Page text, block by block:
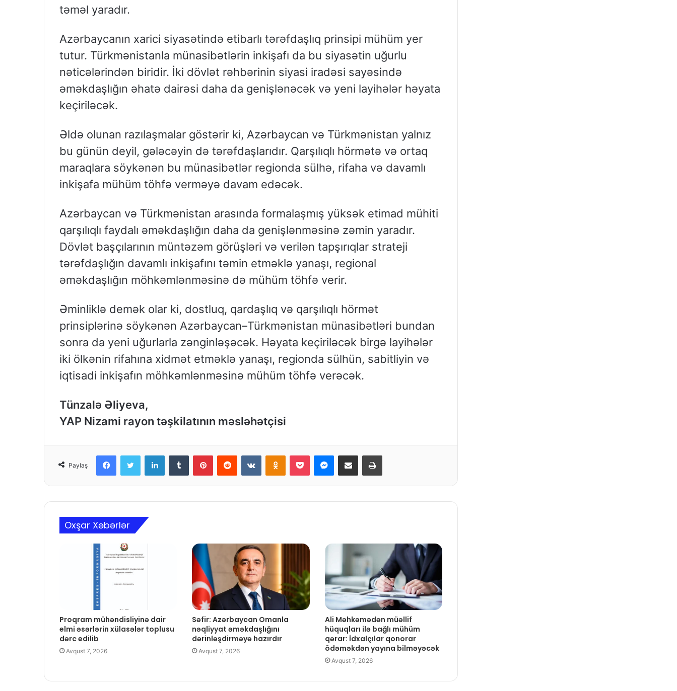
təməl yaradır.
Azərbaycanın xarici siyasətində etibarlı tərəfdaşlıq prinsipi mühüm yer
tutur. Türkmənistanla münasibətlərin inkişafı da bu siyasətin uğurlu
nəticələrindən biridir. İki dövlət rəhbərinin siyasi iradəsi sayəsində
əməkdaşlığın əhatə dairəsi daha da genişlənəcək və yeni layihələr həyata
keçiriləcək.
Əldə olunan razılaşmalar göstərir ki, Azərbaycan və Türkmənistan yalnız
bu günün deyil, gələcəyin də tərəfdaşlarıdır. Qarşılıqlı hörmətə və ortaq
maraqlara söykənən bu münasibətlər regionda sülhə, rifaha və davamlı
inkişafa mühüm töhfə verməyə davam edəcək.
Azərbaycan və Türkmənistan arasında formalaşmış yüksək etimad mühiti
qarşılıqlı faydalı əməkdaşlığın daha da genişlənməsinə zəmin yaradır.
Dövlət başçılarının müntəzəm görüşləri və verilən tapşırıqlar strateji
tərəfdaşlığın davamlı inkişafını təmin etməklə yanaşı, regional
əməkdaşlığın möhkəmlənməsinə də mühüm töhfə verir.
Əminliklə demək olar ki, dostluq, qardaşlıq və qarşılıqlı hörmət
prinsiplərinə söykənən Azərbaycan–Türkmənistan münasibətləri bundan
sonra da yeni uğurlarla zənginləşəcək. Həyata keçiriləcək birgə layihələr
iki ölkənin rifahına xidmət etməklə yanaşı, regionda sülhün, sabitliyin və
iqtisadi inkişafın möhkəmlənməsinə mühüm töhfə verəcək.
Tünzalə Əliyeva,
YAP Nizami rayon təşkilatının məsləhətçisi
Paylaş
Oxşar Xəbərlər
Proqram mühəndisliyinə dair
elmi əsərlərin xülasələr toplusu
dərc edilib
Avqust 7, 2026
Səfir: Azərbaycan Omanla
nəqliyyat əməkdaşlığını
dərinləşdirməyə hazırdır
Avqust 7, 2026
Ali Məhkəmədən müəllif
hüquqları ilə bağlı mühüm
qərar: İdxalçılar qonorar
ödəməkdən yayına bilməyəcək
Avqust 7, 2026